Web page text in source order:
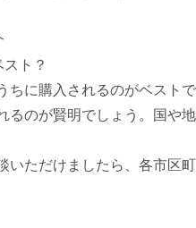
ト？
ちに購入されるのがベスト
るのが賢明でしょう。国や
いただけましたら、各市区